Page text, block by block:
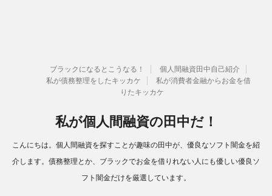
ブラックになるとこうなる！
個人間融資田中自己紹介
私が債務整理をしたキッカケ
私が消費者金融からお金を借
りたキッカケ
私が個人間融資の田中だ！
こんにちは。個人間融資を探すことが趣味の田中が、優良なソフト闇金を紹
介します。債務整理とか、ブラックでお金を借りれない人にも優しい優良ソ
フト闇金だけを厳選しています。